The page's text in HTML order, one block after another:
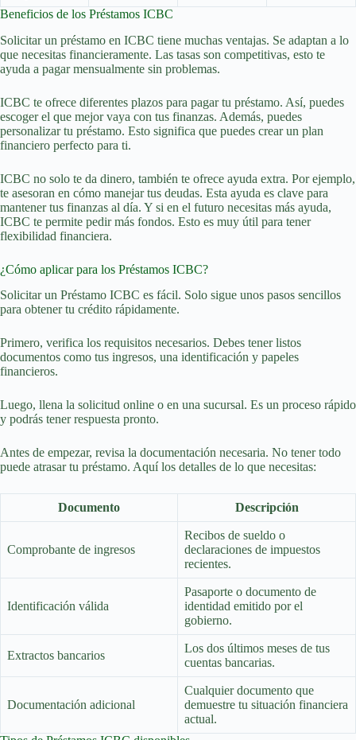
Beneficios de los Préstamos ICBC
Solicitar un préstamo en ICBC tiene muchas ventajas. Se adaptan a lo
que necesitas financieramente. Las tasas son competitivas, esto te
ayuda a pagar mensualmente sin problemas.
ICBC te ofrece diferentes plazos para pagar tu préstamo. Así, puedes
escoger el que mejor vaya con tus finanzas. Además, puedes
personalizar tu préstamo. Esto significa que puedes crear un plan
financiero perfecto para ti.
ICBC no solo te da dinero, también te ofrece ayuda extra. Por ejemplo,
te asesoran en cómo manejar tus deudas. Esta ayuda es clave para
mantener tus finanzas al día. Y si en el futuro necesitas más ayuda,
ICBC te permite pedir más fondos. Esto es muy útil para tener
flexibilidad financiera.
¿Cómo aplicar para los Préstamos ICBC?
Solicitar un Préstamo ICBC es fácil. Solo sigue unos pasos sencillos
para obtener tu crédito rápidamente.
Primero, verifica los requisitos necesarios. Debes tener listos
documentos como tus ingresos, una identificación y papeles
financieros.
Luego, llena la solicitud online o en una sucursal. Es un proceso rápido
y podrás tener respuesta pronto.
Antes de empezar, revisa la documentación necesaria. No tener todo
puede atrasar tu préstamo. Aquí los detalles de lo que necesitas:
Documento Descripción
Comprobante de ingresos
Recibos de sueldo o
declaraciones de impuestos
recientes.
Identificación válida
Pasaporte o documento de
identidad emitido por el
gobierno.
Extractos bancarios
Los dos últimos meses de tus
cuentas bancarias.
Documentación adicional
Cualquier documento que
demuestre tu situación financiera
actual.